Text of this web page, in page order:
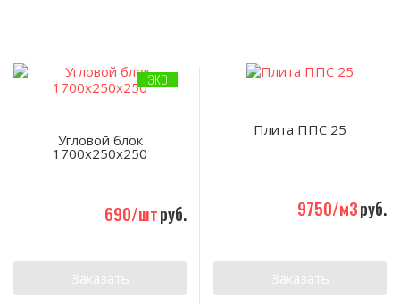
ЭКО
Угловой блок
1700х250х250
690/штруб.
Заказать
Плита ППС 25
9750/м3руб.
Заказать